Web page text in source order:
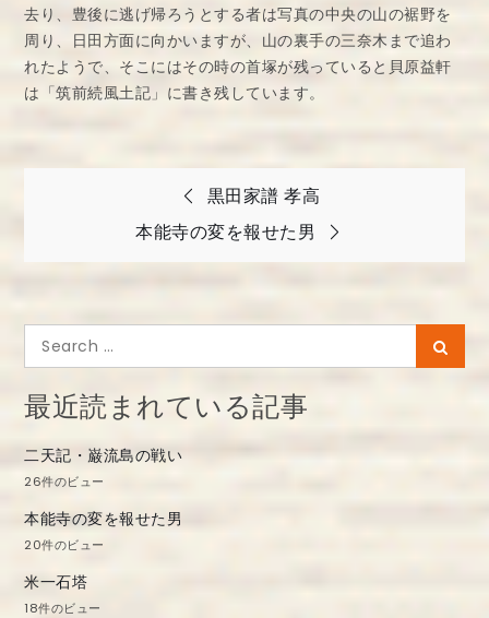
去り、豊後に逃げ帰ろうとする者は写真の中央の山の裾野を
周り、日田方面に向かいますが、山の裏手の三奈木まで追わ
れたようで、そこにはその時の首塚が残っていると貝原益軒
は「筑前続風土記」に書き残しています。
ナ
ゲ
ー
シ
ョ
ン
黒田家譜 孝高
本能寺の変を報せた男
Search
for:
最近読まれている記事
二天記・巌流島の戦い
26件のビュー
本能寺の変を報せた男
20件のビュー
米一石塔
18件のビュー